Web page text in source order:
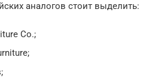
аналогов стоит выделить:
Co.;